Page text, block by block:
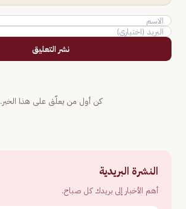
نشر التعليق
كن أول من يعلّق على هذا الخبر.
النشرة البريدية
أهم الأخبار إلى بريدك كل صباح.